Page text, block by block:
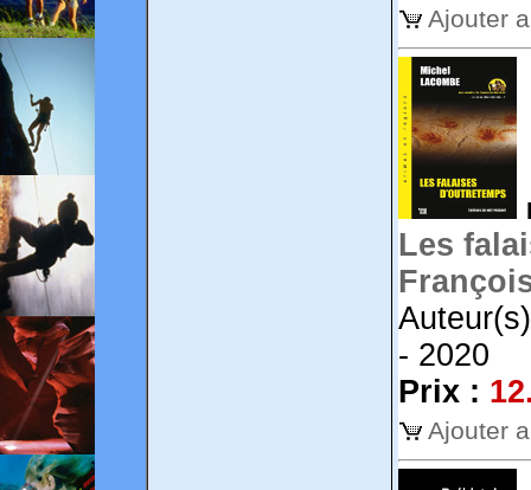
Ajouter
Les
- 2020
Prix :
Ajouter